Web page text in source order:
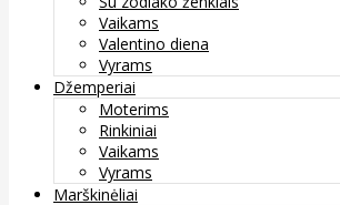
Vaikams
Valentino diena
Vyrams
Džemperiai
Moterims
Rinkiniai
Vaikams
Vyrams
Marškinėliai